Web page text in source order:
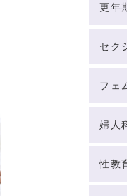
更年
セク
フェ
婦人
性教